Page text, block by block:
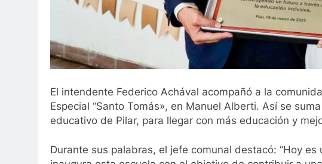
El intendente Federico Achával acompañó a la
Especial “Santo Tomás», en Manuel Alberti. Así se
educativo de Pilar, para llegar con más educación y
Durante sus palabras, el jefe comunal destacó: “Hoy